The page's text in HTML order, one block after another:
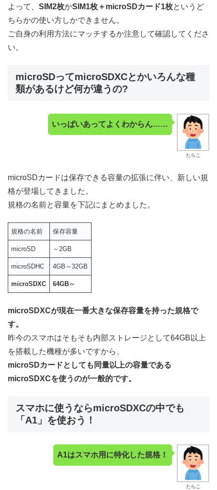
よって、 SIM2枚かSIM1枚＋microSDカード1枚というど
ちらかの使い方しかできません。
ご自身の利用方法にマッチするか注意して確認してくださ
い。
microSDってmicroSDXCとかいろんな種
類があるけど何が違うの?
たらこ
いっぱいあってよくわからん……
microSDカードは保存できる容量の拡張に伴い、新しい規
格が登場してきました。
規格の名前と容量を下記にまとめました。
規格の名前 保存容量
microSD ～2GB
microSDHC 4GB～32GB
microSDXC 64GB～
microSDXCが現在一番大きな保存容量を持った規格で
す。
昨今のスマホはそもそも内部ストレージとして64GB以上
を搭載した機種が多いですから、
microSDカードとしても同量以上の容量である
microSDXCを使うのが一般的です。
スマホに使うならmicroSDXCの中でも
「A1」を使おう！
たらこ
A1はスマホ用に特化した規格！